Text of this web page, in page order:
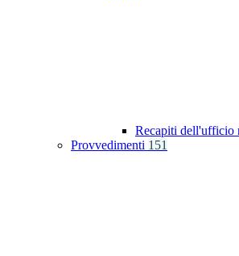
Recapiti dell'ufficio
Provvedimenti 151